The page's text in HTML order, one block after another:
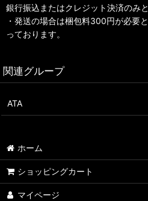
銀行振込またはクレジット決済のみと
・発送の場合は梱包料300円が必要
っております。
関連グループ
ATA
ホーム
ショッピングカート
マイページ